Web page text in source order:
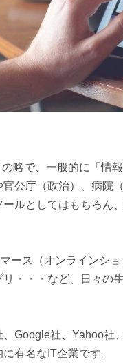
の略で、一般的に「情
公庁（政治）、病院
ルとしてはもちろん
ース（オンラインシ
・・・など、日々の
Google社、Yahoo
有名なIT企業です。